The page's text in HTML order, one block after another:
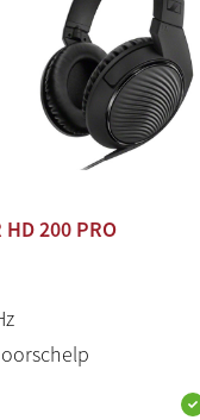
versterkers / 14
HD 200 PRO